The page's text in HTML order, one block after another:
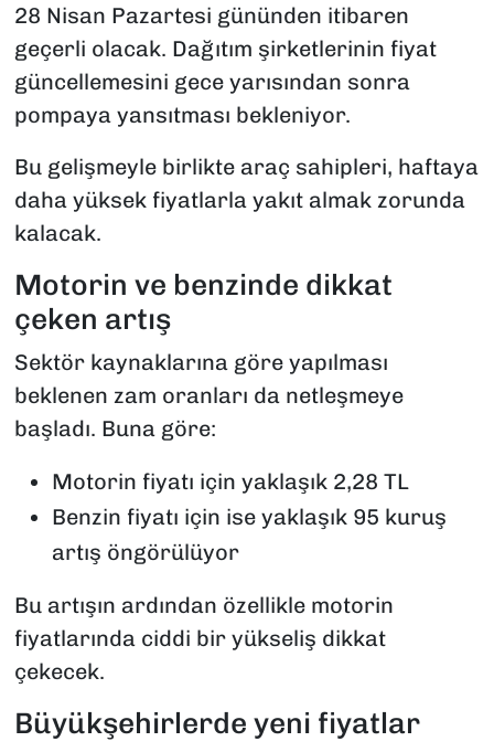
28 Nisan Pazartesi gününden itibaren
geçerli olacak. Dağıtım şirketlerinin fiyat
güncellemesini gece yarısından sonra
pompaya yansıtması bekleniyor.
Bu gelişmeyle birlikte araç sahipleri, haftaya
daha yüksek fiyatlarla yakıt almak zorunda
kalacak.
Motorin ve benzinde dikkat
çeken artış
Sektör kaynaklarına göre yapılması
beklenen zam oranları da netleşmeye
başladı. Buna göre:
Motorin fiyatı için yaklaşık 2,28 TL
Benzin fiyatı için ise yaklaşık 95 kuruş
artış öngörülüyor
Bu artışın ardından özellikle motorin
fiyatlarında ciddi bir yükseliş dikkat
çekecek.
Büyükşehirlerde yeni fiyatlar